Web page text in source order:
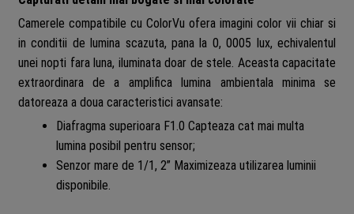
Camerele compatibile cu ColorVu ofera imagini color vii chiar si
in conditii de lumina scazuta, pana la 0, 0005 lux, echivalentul
unei nopti fara luna, iluminata doar de stele. Aceasta capacitate
extraordinara de a amplifica lumina ambientala minima se
datoreaza a doua caracteristici avansate:
Diafragma superioara F1.0 Capteaza cat mai multa
lumina posibil pentru sensor;
Senzor mare de 1/1, 2” Maximizeaza utilizarea luminii
disponibile.